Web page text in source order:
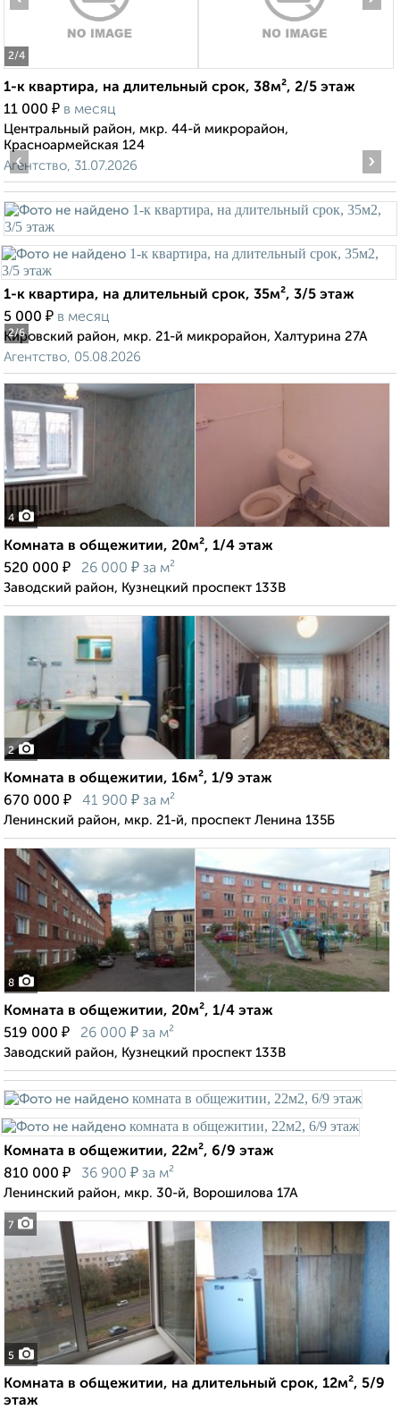
2/4
1-к квартира, на длительный срок, 38м², 2/5 этаж
11 000 ₽ в месяц
Центральный район, мкр. 44-й микрорайон,
Красноармейская 124
Агентство, 31.07.2026
2/6
‹ ›
1-к квартира, на длительный срок, 35м², 3/5 этаж
5 000 ₽ в месяц
Кировский район, мкр. 21-й микрорайон, Халтурина 27А
Агентство, 05.08.2026
4
Комната в общежитии, 20м², 1/4 этаж
520 000 ₽ 26 000 ₽ за м²
Заводский район, Кузнецкий проспект 133В
2
Комната в общежитии, 16м², 1/9 этаж
670 000 ₽ 41 900 ₽ за м²
Ленинский район, мкр. 21-й, проспект Ленина 135Б
8
Комната в общежитии, 20м², 1/4 этаж
519 000 ₽ 26 000 ₽ за м²
Заводский район, Кузнецкий проспект 133В
7
Комната в общежитии, 22м², 6/9 этаж
810 000 ₽ 36 900 ₽ за м²
Ленинский район, мкр. 30-й, Ворошилова 17А
5
Комната в общежитии, на длительный срок, 12м², 5/9
этаж